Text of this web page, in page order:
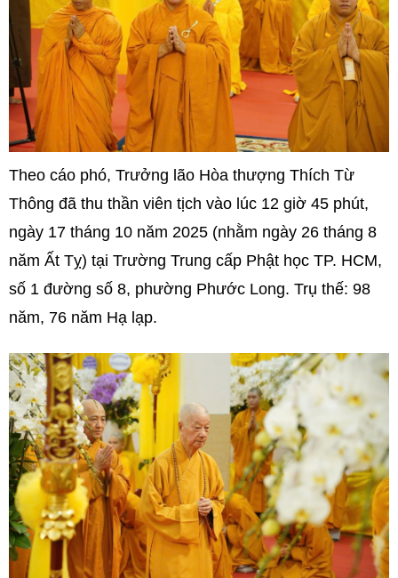
Theo cáo phó, Trưởng lão Hòa thượng Thích Từ
Thông đã thu thần viên tịch vào lúc 12 giờ 45 phút,
ngày 17 tháng 10 năm 2025 (nhằm ngày 26 tháng 8
năm Ất Tỵ) tại Trường Trung cấp Phật học TP. HCM,
số 1 đường số 8, phường Phước Long. Trụ thế: 98
năm, 76 năm Hạ lạp.